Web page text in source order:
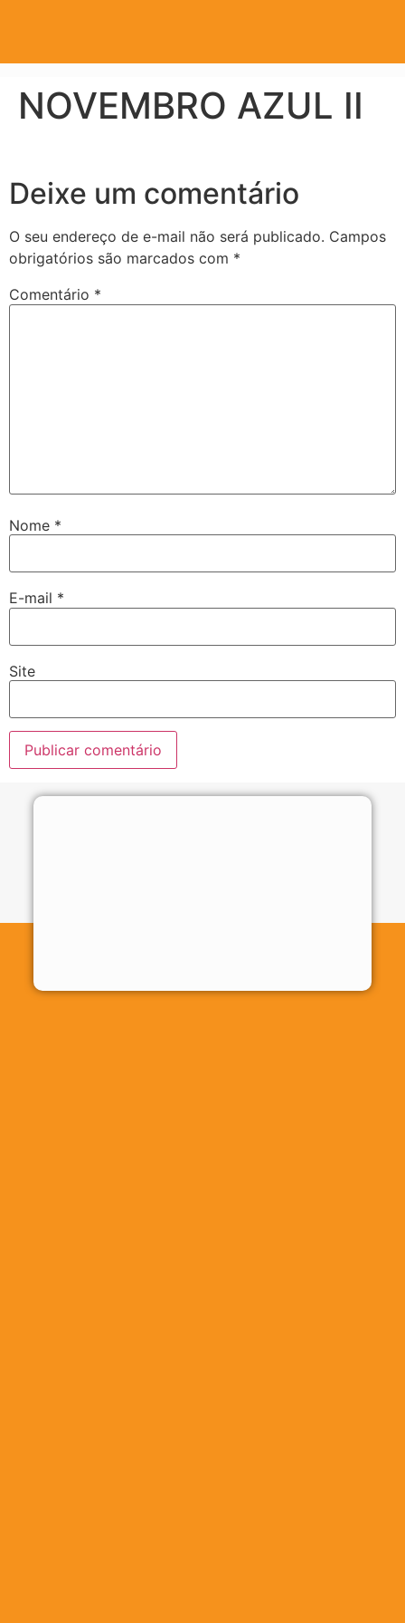
NOVEMBRO AZUL II
Deixe um comentário
O seu endereço de e-mail não será publicado. Campos
obrigatórios são marcados com *
Comentário *
Nome *
E-mail *
Site